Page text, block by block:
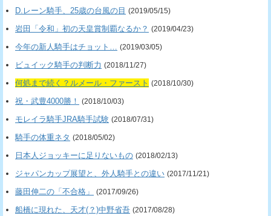
D.レーン騎手、25歳の台風の目 (2019/05/15)
岩田「令和」初の天皇賞制覇なるか？ (2019/04/23)
今年の新人騎手はチョット… (2019/03/05)
ビュイック騎手の判断力 (2018/11/27)
何処まで続く？ルメール・ファースト (2018/10/30)
祝・武豊4000勝！ (2018/10/03)
モレイラ騎手JRA騎手試験 (2018/07/31)
騎手の体重ネタ (2018/05/02)
日本人ジョッキーに足りないもの (2018/02/13)
ジャパンカップ展望と、外人騎手との違い (2017/11/21)
藤田伸二の「不合格」 (2017/09/26)
船橋に現れた、天才(？)中野省吾 (2017/08/28)